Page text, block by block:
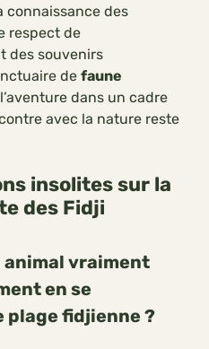
connaissance des
respect de
des souvenirs
de faune
dans un cadre
avec la nature reste
insolites sur la
des Fidji
vraiment
en se
plage fidjienne ?